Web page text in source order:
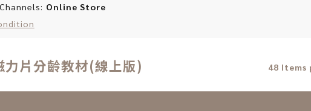
Online Store
力片分齡教材(線上版) 48 Items